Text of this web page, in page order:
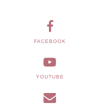
FACEBOOK
YOUTUBE